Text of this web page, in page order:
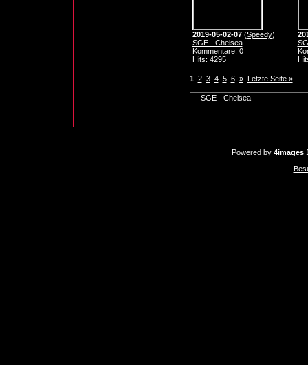
2019-05-02-07(Speedy)
SGE - Chelsea
Kommentare: 0
Hits: 4295
1 2 3 4 5 6 » Letzte Seite »
Powered by 4images